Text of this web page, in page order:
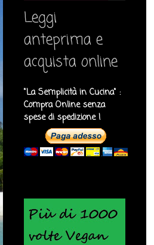
Leggi
anteprima e
acquista online
"La Semplicità in Cucina" :
Compra Online senza
spese di spedizione !